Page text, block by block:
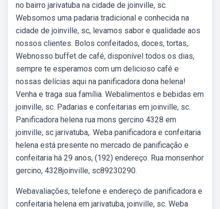
no bairro jarivatuba na cidade de joinville, sc.
Websomos uma padaria tradicional e conhecida na
cidade de joinville, sc, levamos sabor e qualidade aos
nossos clientes. Bolos confeitados, doces, tortas,.
Webnosso buffet de café, disponível todos os dias,
sempre te esperamos com um delicioso café e
nossas delícias aqui na panificadora dona helena!
Venha e traga sua família. Webalimentos e bebidas em
joinville, sc. Padarias e confeitarias em joinville, sc.
Panificadora helena rua mons gercino 4328 em
joinville, sc jarivatuba,. Weba panificadora e confeitaria
helena está presente no mercado de panificação e
confeitaria há 29 anos, (192) endereço. Rua monsenhor
gercino, 4328joinville, sc89230290.
Webavaliações, telefone e endereço de panificadora e
confeitaria helena em jarivatuba, joinville, sc. Weba